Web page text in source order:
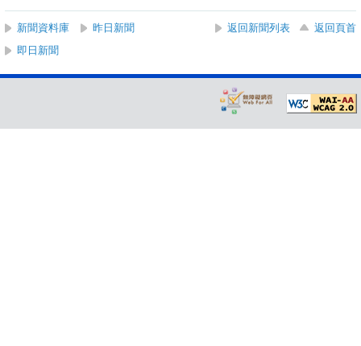
新聞資料庫 昨日新聞 返回新聞列表
返回頁首
即日新聞